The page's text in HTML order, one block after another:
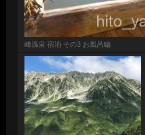
峰温泉 宿泊 その3 お風呂編